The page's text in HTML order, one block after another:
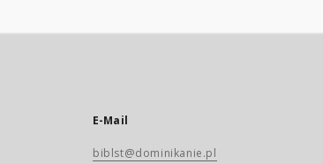
E-Mail
biblst@dominikanie.pl